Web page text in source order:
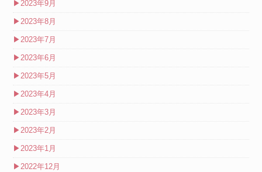
▶2023年9月
▶2023年8月
▶2023年7月
▶2023年6月
▶2023年5月
▶2023年4月
▶2023年3月
▶2023年2月
▶2023年1月
▶2022年12月